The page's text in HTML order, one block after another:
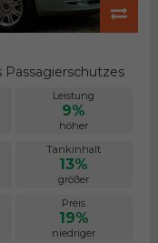
Passagierschutzes
Leistung
9%
höher
Tankinhalt
13%
größer
Preis
19%
niedriger